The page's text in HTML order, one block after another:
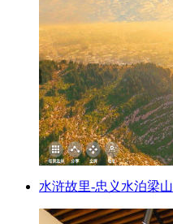
水浒故里-忠义水泊梁山